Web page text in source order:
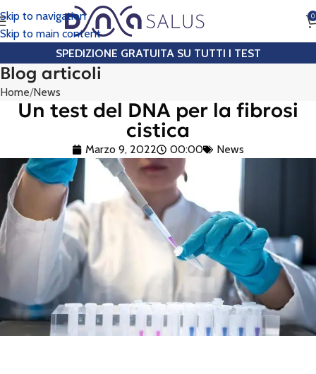
Skip to navigation
Skip to main content
0
SPEDIZIONE GRATUITA SU TUTTI I TEST
Blog articoli
Home News
Un test del DNA per la fibrosi
cistica
Marzo 9, 2022 00:00 News